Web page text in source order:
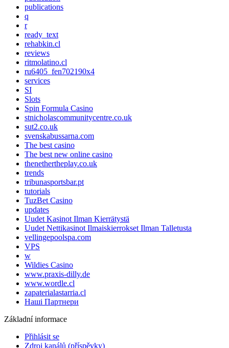
publications
q
r
ready_text
rehabkin.cl
reviews
ritmolatino.cl
ru6405_fen702190x4
services
SI
Slots
Spin Formula Casino
stnicholascommunitycentre.co.uk
sut2.co.uk
svenskabussarna.com
The best casino
The best new online casino
thenethertheplay.co.uk
trends
tribunasportsbar.pt
tutorials
TuzBet Casino
updates
Uudet Kasinot Ilman Kierrätystä
Uudet Nettikasinot Ilmaiskierrokset Ilman Talletusta
vellingepoolspa.com
VPS
w
Wildies Casino
www.praxis-dilly.de
www.wordle.cl
zapaterialastarria.cl
Наші Партнери
Základní informace
Přihlásit se
Zdroj kanálů (příspěvky)